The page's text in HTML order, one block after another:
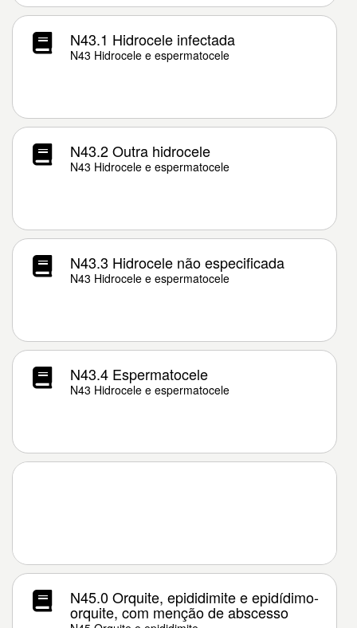
N43.1 Hidrocele infectada
N43 Hidrocele e espermatocele
N43.2 Outra hidrocele
N43 Hidrocele e espermatocele
N43.3 Hidrocele não especificada
N43 Hidrocele e espermatocele
N43.4 Espermatocele
N43 Hidrocele e espermatocele
N45.0 Orquite, epididimite e epidídimo-
orquite, com menção de abscesso